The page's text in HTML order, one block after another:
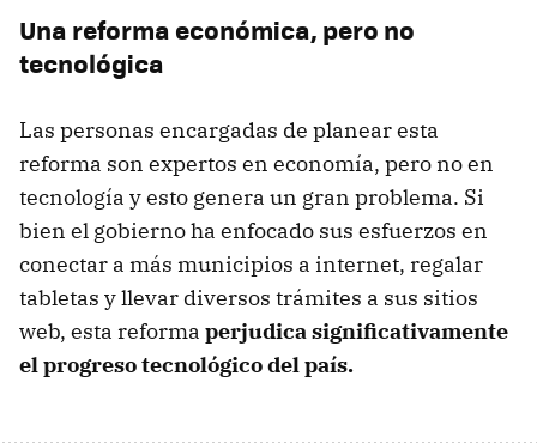
Una reforma económica, pero no
tecnológica
Las personas encargadas de planear esta
reforma son expertos en economía, pero no en
tecnología y esto genera un gran problema. Si
bien el gobierno ha enfocado sus esfuerzos en
conectar a más municipios a internet, regalar
tabletas y llevar diversos trámites a sus sitios
web, esta reforma perjudica significativamente
el progreso tecnológico del país.